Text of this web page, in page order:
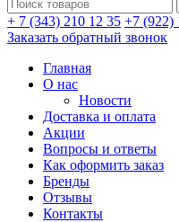
+ 7 (343) 210 12 35 +7 (922)
Заказать обратный звонок
Главная
О нас
Новости
Доставка и оплата
Акции
Вопросы и ответы
Как оформить заказ
Бренды
Отзывы
Контакты